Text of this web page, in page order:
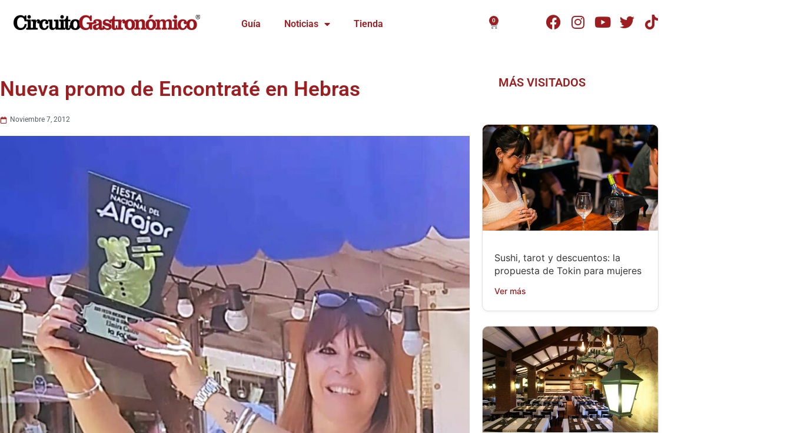
Guía Noticias Tienda 0
Carrito
Nueva promo de Encontraté en Hebras
Noviembre 7, 2012
MÁS VISITADOS
Sushi, tarot y descuentos: la
propuesta de Tokin para mujeres
Ver más